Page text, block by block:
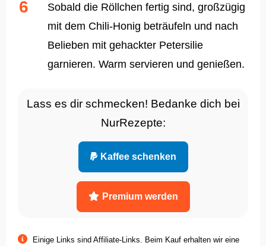
Sobald die Röllchen fertig sind, großzügig
mit dem Chili-Honig beträufeln und nach
Belieben mit gehackter Petersilie
garnieren. Warm servieren und genießen.
Lass es dir schmecken! Bedanke dich bei
NurRezepte:
Kaffee schenken
Premium werden
Einige Links sind Affiliate-Links. Beim Kauf erhalten wir eine